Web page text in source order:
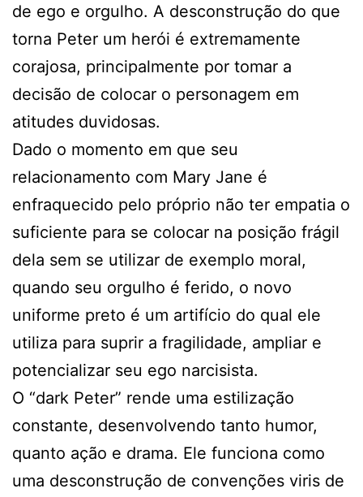
de ego e orgulho. A desconstrução do que
torna Peter um herói é extremamente
corajosa, principalmente por tomar a
decisão de colocar o personagem em
atitudes duvidosas.
Dado o momento em que seu
relacionamento com Mary Jane é
enfraquecido pelo próprio não ter empatia o
suficiente para se colocar na posição frágil
dela sem se utilizar de exemplo moral,
quando seu orgulho é ferido, o novo
uniforme preto é um artifício do qual ele
utiliza para suprir a fragilidade, ampliar e
potencializar seu ego narcisista.
O “dark Peter” rende uma estilização
constante, desenvolvendo tanto humor,
quanto ação e drama. Ele funciona como
uma desconstrução de convenções viris de